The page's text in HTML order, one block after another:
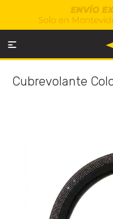

Cubrevolante